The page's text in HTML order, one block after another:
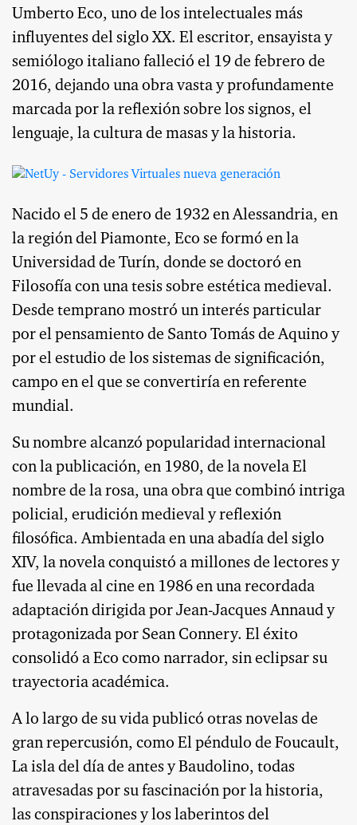
Umberto Eco, uno de los intelectuales más
influyentes del siglo XX. El escritor, ensayista y
semiólogo italiano falleció el 19 de febrero de
2016, dejando una obra vasta y profundamente
marcada por la reflexión sobre los signos, el
lenguaje, la cultura de masas y la historia.
Nacido el 5 de enero de 1932 en Alessandria, en
la región del Piamonte, Eco se formó en la
Universidad de Turín, donde se doctoró en
Filosofía con una tesis sobre estética medieval.
Desde temprano mostró un interés particular
por el pensamiento de Santo Tomás de Aquino y
por el estudio de los sistemas de significación,
campo en el que se convertiría en referente
mundial.
Su nombre alcanzó popularidad internacional
con la publicación, en 1980, de la novela El
nombre de la rosa, una obra que combinó intriga
policial, erudición medieval y reflexión
filosófica. Ambientada en una abadía del siglo
XIV, la novela conquistó a millones de lectores y
fue llevada al cine en 1986 en una recordada
adaptación dirigida por Jean-Jacques Annaud y
protagonizada por Sean Connery. El éxito
consolidó a Eco como narrador, sin eclipsar su
trayectoria académica.
A lo largo de su vida publicó otras novelas de
gran repercusión, como El péndulo de Foucault,
La isla del día de antes y Baudolino, todas
atravesadas por su fascinación por la historia,
las conspiraciones y los laberintos del